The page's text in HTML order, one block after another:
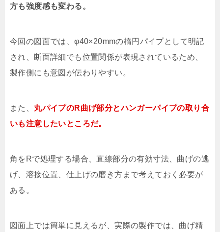
方も強度感も変わる。
今回の図面では、φ40×20mmの楕円パイプとして明記
され、断面詳細でも位置関係が表現されているため、
製作側にも意図が伝わりやすい。
また、 丸パイプのR曲げ部分とハンガーパイプの取り合
いも注意したいところだ。
角をRで処理する場合、直線部分の有効寸法、曲げの逃
げ、溶接位置、仕上げの磨き方まで考えておく必要が
ある。
図面上では簡単に見えるが、実際の製作では、曲げ精